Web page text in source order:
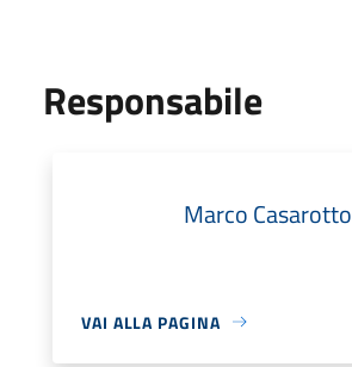
Responsabile
Marco Casarotto
VAI ALLA PAGINA